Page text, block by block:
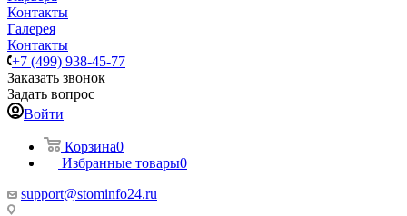
Контакты
Галерея
Контакты
+7 (499) 938-45-77
Заказать звонок
Задать вопрос
Войти
Корзина0
Избранные товары0
support@stominfo24.ru